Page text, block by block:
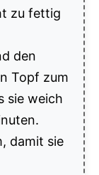
zu fettig
den
Topf zum
sie weich
damit sie